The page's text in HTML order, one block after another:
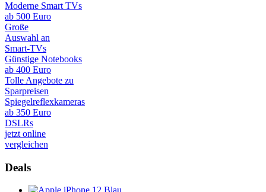
Moderne Smart TVs
ab 500 Euro
Große
Auswahl an
Smart-TVs
Günstige Notebooks
ab 400 Euro
Tolle Angebote zu
Sparpreisen
Spiegelreflexkameras
ab 350 Euro
DSLRs
jetzt online
vergleichen
Deals